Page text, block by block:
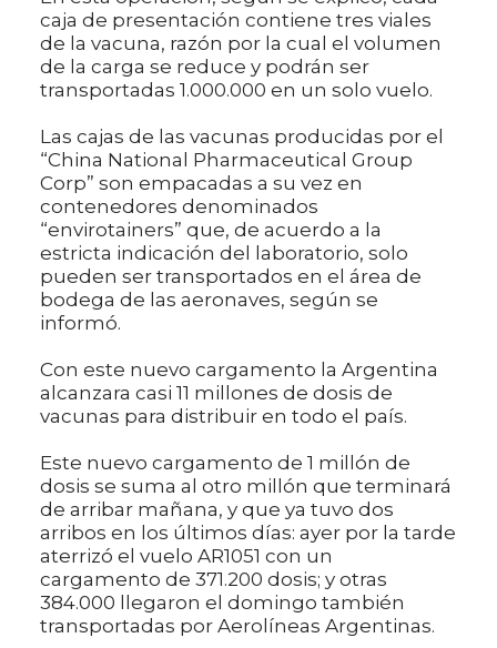
caja de presentación contiene tres viales
de la vacuna, razón por la cual el volumen
de la carga se reduce y podrán ser
transportadas 1.000.000 en un solo vuelo.
Las cajas de las vacunas producidas por el
“China National Pharmaceutical Group
Corp” son empacadas a su vez en
contenedores denominados
“envirotainers” que, de acuerdo a la
estricta indicación del laboratorio, solo
pueden ser transportados en el área de
bodega de las aeronaves, según se
informó.
Con este nuevo cargamento la Argentina
alcanzara casi 11 millones de dosis de
vacunas para distribuir en todo el país.
Este nuevo cargamento de 1 millón de
dosis se suma al otro millón que terminará
de arribar mañana, y que ya tuvo dos
arribos en los últimos días: ayer por la tarde
aterrizó el vuelo AR1051 con un
cargamento de 371.200 dosis; y otras
384.000 llegaron el domingo también
transportadas por Aerolíneas Argentinas.